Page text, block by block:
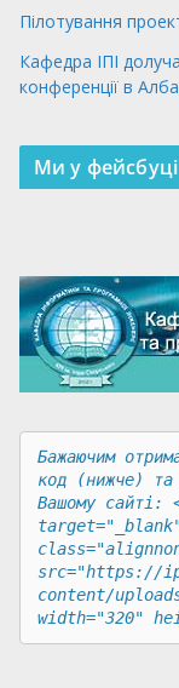
Пілотування
Кафедра ІПІ
конференції в
Ми у фейсбуці
Бажаючим
код (нижче) та
Вашому
src="https://
content/
width="320"